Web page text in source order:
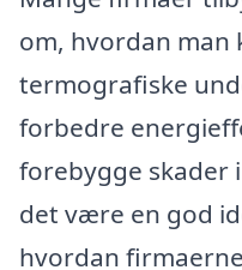
om, hvordan man
termografiske
forbedre
forebygge skader
det være en god
hvordan